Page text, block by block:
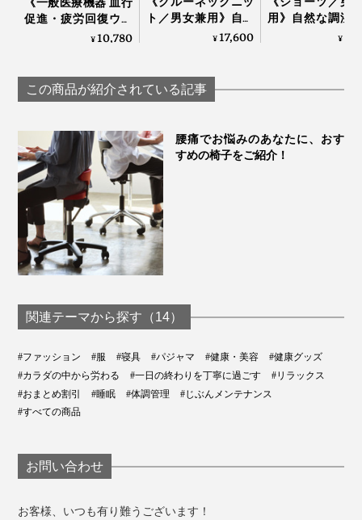
レディスが「ネイビー」と「サクラ」。それぞれ２色展
開。リカバリーウエアというとブラックのイメージがあ
りますが、部屋の中では明るい色を着たいというニーズ
メンズタイプ
メンズは「ブラック」と「ネイビー」
レディスタイプ
促進・疲労回復ウエ
ア》テラヘルツ鉱石
WEAR」｜遠赤技研
¥10,780
ト／男女兼用》自然
な調湿・調温・防
WEAR シームレス ク
ルーネック」｜
¥17,600
用》自然な調湿
温・防臭、フリ
¥
この商品が紹介されている記事
腰痛でお悩みのあなたに、おす
すめの椅子をご紹介！
関連テーマから探す（14）
#ファッション #服 #寝具 #パジャマ #健康・美容
#健康グッズ
#カラダの中から労わる
#一日の終わりを丁寧に過ごす
#リラックス
#おまとめ割引
#睡眠 #体調管理
#じぶんメンテナンス
#すべての商品
お問い合わせ
お客様、いつも有り難うございます！